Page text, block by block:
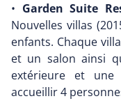
• Garden Suite
Nouvelles villas
enfants. Chaque
et un salon ainsi
extérieure et une
accueillir 4